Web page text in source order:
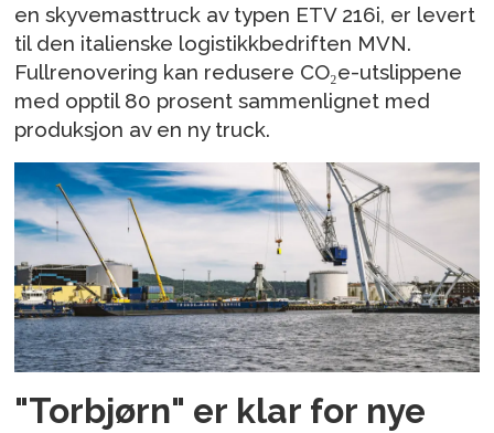
en skyvemasttruck av typen ETV 216i, er levert
til den italienske logistikkbedriften MVN.
Fullrenovering kan redusere CO₂e-utslippene
med opptil 80 prosent sammenlignet med
produksjon av en ny truck.
"Torbjørn" er klar for nye